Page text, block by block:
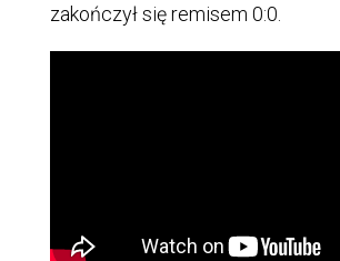
zakończył się remisem 0:0.